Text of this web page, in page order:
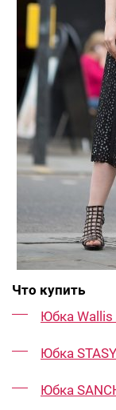
Что купить
Юбка Wallis
Юбка
Юбка